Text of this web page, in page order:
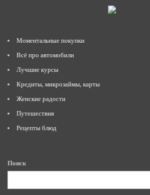
Моментальные покупки
Всё про автомобили
Лучшие курсы
Кредиты, микрозаймы, карты
Женские радости
Путешествия
Рецепты блюд
Поиск